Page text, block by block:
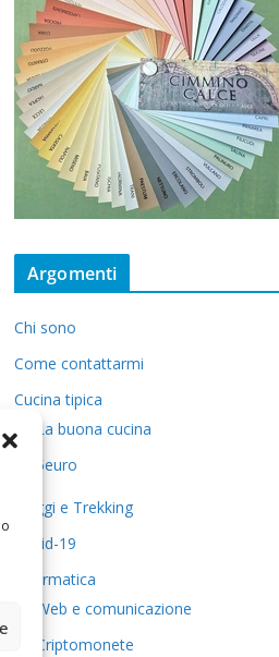
Argomenti
Chi sono
Come contattarmi
Cucina tipica
La buona cucina
5euro
Viaggi e Trekking
Covid-19
Informatica
Web e comunicazione
Criptomonete